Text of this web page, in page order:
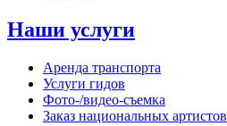
Наши услуги
Аренда транспорта
Услуги гидов
Фото-/видео‑съемка
Заказ национальных артистов